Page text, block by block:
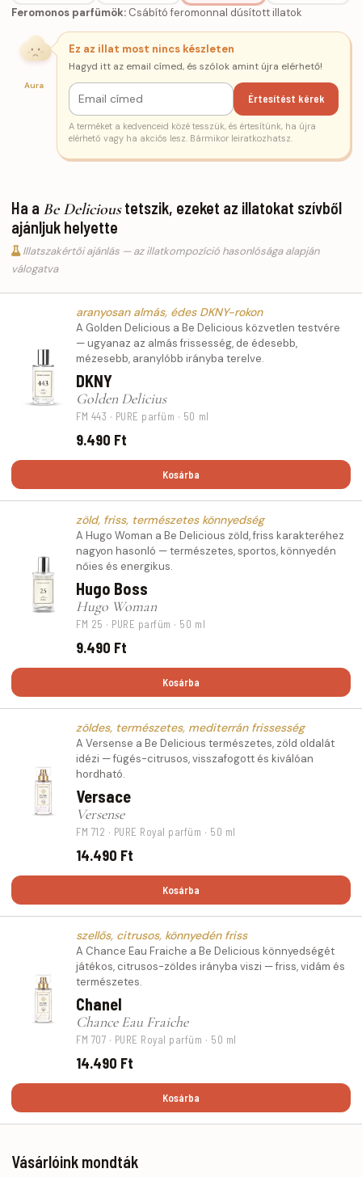
Feromonos parfümök: Csábító feromonnal dúsított illatok
Aura
Ez az illat most nincs készleten
Hagyd itt az email címed, és szólok amint újra elérhető!
Értesítést kérek
A terméket a kedvenceid közé tesszük, és értesítünk, ha újra
elérhető vagy ha akciós lesz. Bármikor leiratkozhatsz.
Ha a Be Delicioustetszik, ezeket az illatokat szívből
ajánljuk helyette
Illatszakértői ajánlás — az illatkompozíció hasonlósága alapján
válogatva
aranyosan almás, édes DKNY-rokon
A Golden Delicious a Be Delicious közvetlen testvére
— ugyanaz az almás frissesség, de édesebb,
mézesebb, aranylóbb irányba terelve.
DKNY
Golden Delicius
FM 443 · PURE parfüm · 50 ml
9.490 Ft
Kosárba
zöld, friss, természetes könnyedség
A Hugo Woman a Be Delicious zöld, friss karakteréhez
nagyon hasonló — természetes, sportos, könnyedén
nőies és energikus.
Hugo Boss
Hugo Woman
FM 25 · PURE parfüm · 50 ml
9.490 Ft
Kosárba
zöldes, természetes, mediterrán frissesség
A Versense a Be Delicious természetes, zöld oldalát
idézi — fügés-citrusos, visszafogott és kiválóan
hordható.
Versace
Versense
FM 712 · PURE Royal parfüm · 50 ml
14.490 Ft
Kosárba
szellős, citrusos, könnyedén friss
A Chance Eau Fraiche a Be Delicious könnyedségét
játékos, citrusos-zöldes irányba viszi — friss, vidám és
természetes.
Chanel
Chance Eau Fraiche
FM 707 · PURE Royal parfüm · 50 ml
14.490 Ft
Kosárba
Vásárlóink mondták